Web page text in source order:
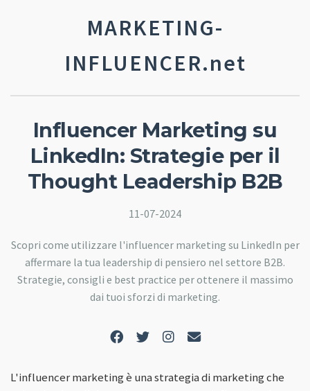
MARKETING-
INFLUENCER.net
Influencer Marketing su
LinkedIn: Strategie per il
Thought Leadership B2B
11-07-2024
Scopri come utilizzare l'influencer marketing su LinkedIn per
affermare la tua leadership di pensiero nel settore B2B.
Strategie, consigli e best practice per ottenere il massimo
dai tuoi sforzi di marketing.
L'influencer marketing è una strategia di marketing che